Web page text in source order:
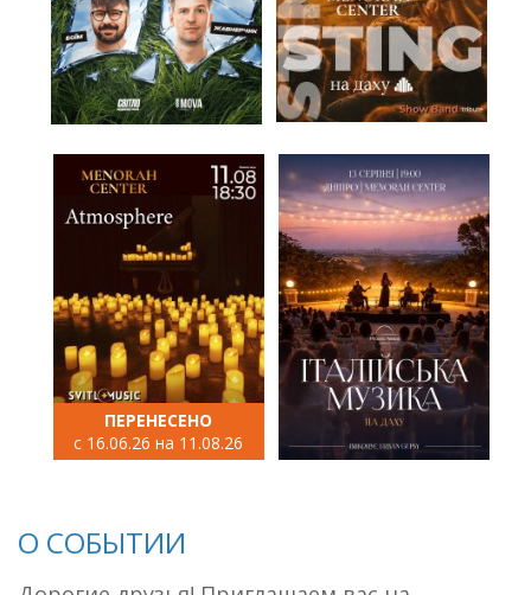
ПЕРЕНЕСЕНО
с 16.06.26 на 11.08.26
О СОБЫТИИ